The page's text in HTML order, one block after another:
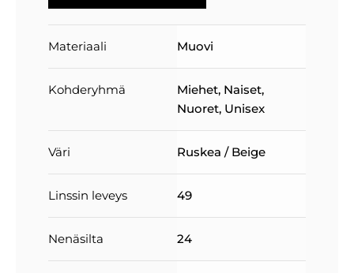
Materiaali Muovi
Kohderyhmä Miehet, Naiset,
Nuoret, Unisex
Väri Ruskea / Beige
Linssin leveys 49
Nenäsilta 24